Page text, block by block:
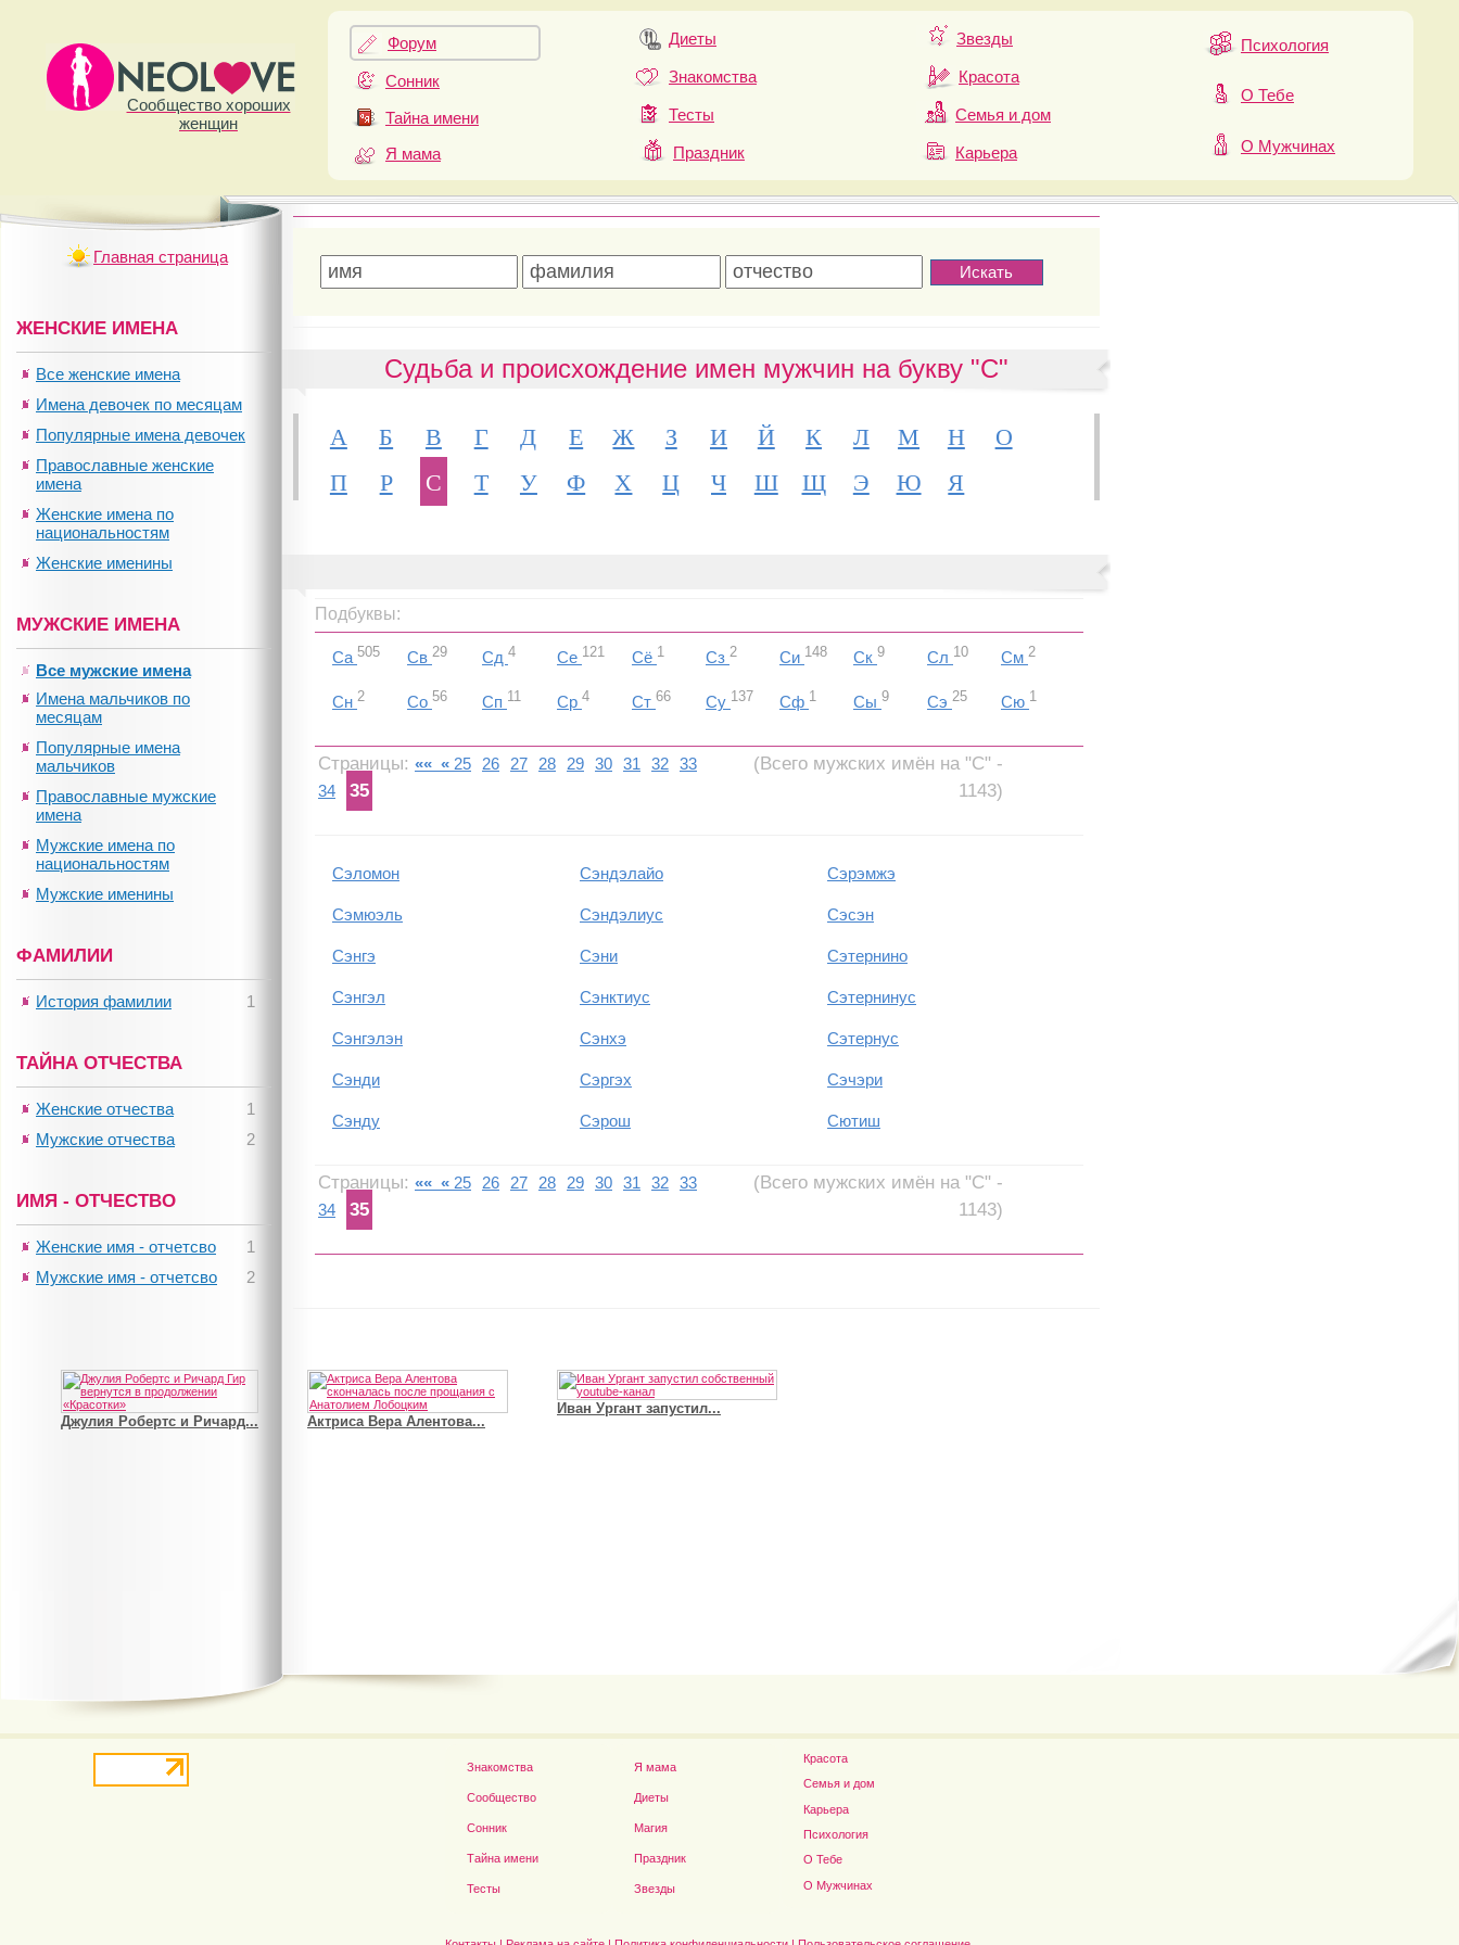
Сообщество хороших
женщин
Форум
Сонник
Тайна имени
Я мама
Диеты
Знакомства
Тесты
Праздник
Звезды
Красота
Семья и дом
Карьера
Психология
О Тебе
О Мужчинах
Судьба и происхождение имен мужчин на букву "С"
А Б В Г Д Е Ж З И Й К Л М Н
О
П
Р С Т У Ф Х Ц Ч Ш Щ Э Ю Я
Подбуквы:
Са 505 Св 29 Сд 4 Се 121 Сё 1 Сз 2 Си 148 Ск 9 Сл 10 См 2
Сн 2 Со 56 Сп 11 Ср 4 Ст 66 Су 137 Сф 1 Сы 9 Сэ 25 Сю 1
Страницы: «« « 25 26 27 28 29 30 31 32 33
34
35
(Всего мужских имён на "С" -
1143)
Сэломон Сэндэлайо Сэрэмжэ
Сэмюэль Сэндэлиус Сэсэн
Сэнгэ Сэни Сэтернино
Сэнгэл Сэнктиус Сэтернинус
Сэнгэлэн Сэнхэ Сэтернус
Сэнди Сэргэх Сэчэри
Сэнду Сэрош Сютиш
Страницы: «« « 25 26 27 28 29 30 31 32 33
34
35
(Всего мужских имён на "С" -
1143)
Главная страница
ЖЕНСКИЕ ИМЕНА
Все женские имена
Имена девочек по месяцам
Популярные имена девочек
Православные женские
имена
Женские имена по
национальностям
Женские именины
МУЖСКИЕ ИМЕНА
Все мужские имена
Имена мальчиков по
месяцам
Популярные имена
мальчиков
Православные мужские
имена
Мужские имена по
национальностям
Мужские именины
ФАМИЛИИ
1
История фамилии
ТАЙНА ОТЧЕСТВА
1
Женские отчества
2
Мужские отчества
ИМЯ - ОТЧЕСТВО
1
Женские имя - отчетсво
2
Мужские имя - отчетсво
Джулия Робертс и Ричард... Актриса Вера Алентова...
Иван Ургант запустил...
Дэниел Рэдклифф...
Знакомства
Сообщество
Сонник
Тайна имени
Тесты
Я мама
Диеты
Магия
Праздник
Звезды
Красота
Семья и дом
Карьера
Психология
О Тебе
О Мужчинах